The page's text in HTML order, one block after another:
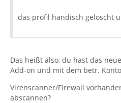
das profil händisch gelöscht
Das heißt also, du hast das
Add-on und mit dem betr.
Virenscanner/Firewall
abscannen?